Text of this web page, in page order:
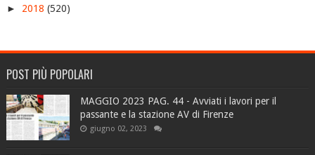
► 2018 (520)
POST PIÙ POPOLARI
MAGGIO 2023 PAG. 44 - Avviati i lavori per il
passante e la stazione AV di Firenze
giugno 02, 2023